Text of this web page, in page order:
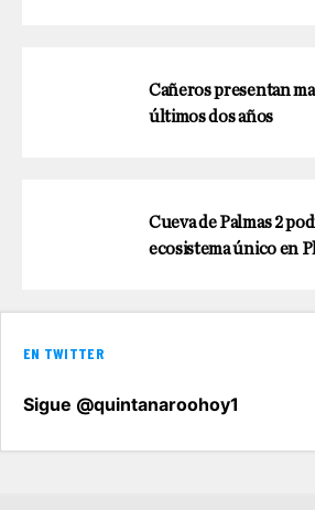
Cañeros presentan
últimos dos años
Cueva de Palmas 2
ecosistema único en
EN TWITTER
Sigue @quintanaroohoy1